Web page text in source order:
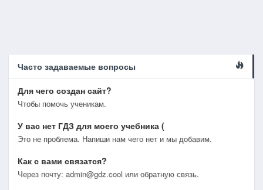
Часто задаваемые вопросы
Для чего создан сайт?
Чтобы помочь ученикам.
У вас нет ГДЗ для моего учебника (
Это не проблема. Напиши нам чего нет и мы добавим.
Как с вами связатся?
Через почту: admin@gdz.cool или обратную связь.